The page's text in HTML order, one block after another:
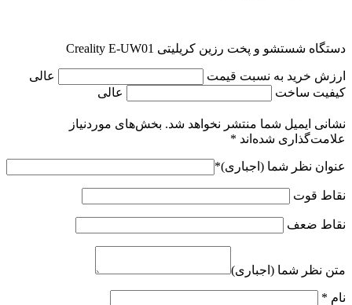
دستگاه شستشو و پخت رزین کریلیتی Creality E-UW01
ارزش خرید به نسبت قیمت
عالی
کیفیت ساخت
عالی
نشانی ایمیل شما منتشر نخواهد شد. بخش‌های موردنیاز
علامت‌گذاری شده‌اند *
عنوان نظر شما (اجباری)*
نقاط قوت
نقاط ضعف
متن نظر شما (اجباری)
نام *